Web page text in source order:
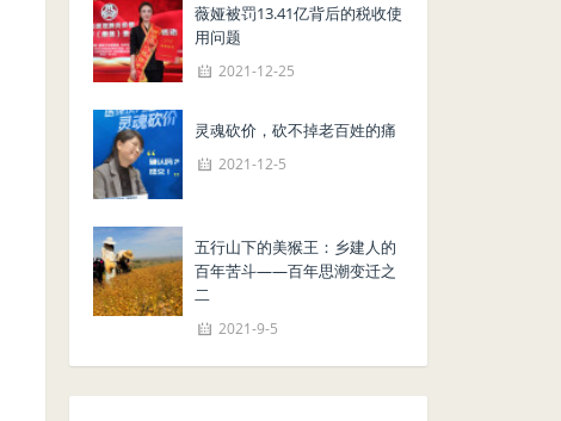
薇娅被罚13.41亿背后的税收使
用问题
2021-12-25
灵魂砍价，砍不掉老百姓的痛
2021-12-5
五行山下的美猴王：乡建人的
百年苦斗——百年思潮变迁之
二
2021-9-5